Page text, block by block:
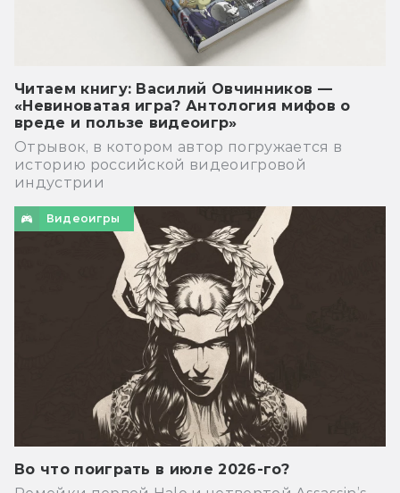
Читаем книгу: Василий Овчинников —
«Невиноватая игра? Антология мифов о
вреде и пользе видеоигр»
Отрывок, в котором автор погружается в
историю российской видеоигровой
индустрии
Видеоигры
Во что поиграть в июле 2026-го?